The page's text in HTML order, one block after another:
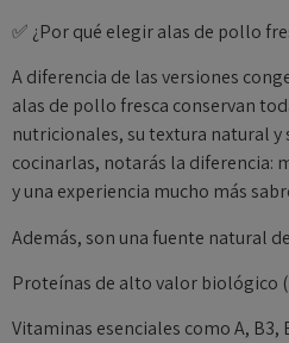
✅ ¿Por qué elegir alas de pollo
A diferencia de las versiones
alas de pollo fresca conservan
nutricionales, su textura natural y
cocinarlas, notarás la diferencia:
y una experiencia mucho más
Además, son una fuente natural
Proteínas de alto valor biológico
Vitaminas esenciales como A, B3,